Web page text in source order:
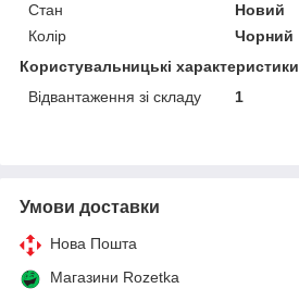
Стан
Новий
Колір
Чорний
Користувальницькі характеристики
Відвантаження зі складу
1
Умови доставки
Нова Пошта
Магазини Rozetka